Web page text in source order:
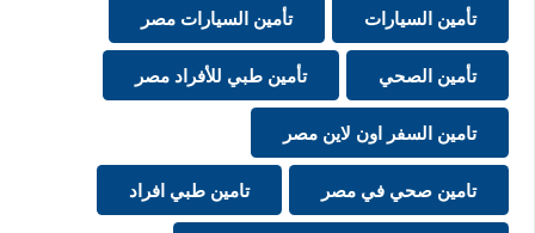
تأمين السيارات تأمين السيارات مصر
تأمين الصحي تأمين طبي للأفراد مصر
تامين السفر اون لاين مصر
تامين صحي في مصر تامين طبي افراد